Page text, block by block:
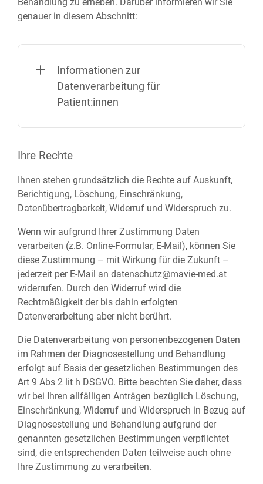
genauer in diesem Abschnitt:
Informationen zur
Datenverarbeitung für
Patient:innen
Ihre Rechte
Ihnen stehen grundsätzlich die Rechte auf Auskunft,
Berichtigung, Löschung, Einschränkung,
Datenübertragbarkeit, Widerruf und Widerspruch zu.
Wenn wir aufgrund Ihrer Zustimmung Daten
verarbeiten (z.B. Online-Formular, E-Mail), können Sie
diese Zustimmung – mit Wirkung für die Zukunft –
jederzeit per E-Mail an datenschutz@mavie-med.at
widerrufen. Durch den Widerruf wird die
Rechtmäßigkeit der bis dahin erfolgten
Datenverarbeitung aber nicht berührt.
Die Datenverarbeitung von personenbezogenen Daten
im Rahmen der Diagnosestellung und Behandlung
erfolgt auf Basis der gesetzlichen Bestimmungen des
Art 9 Abs 2 lit h DSGVO. Bitte beachten Sie daher, dass
wir bei Ihren allfälligen Anträgen bezüglich Löschung,
Einschränkung, Widerruf und Widerspruch in Bezug auf
Diagnosestellung und Behandlung aufgrund der
genannten gesetzlichen Bestimmungen verpflichtet
sind, die entsprechenden Daten teilweise auch ohne
Ihre Zustimmung zu verarbeiten.